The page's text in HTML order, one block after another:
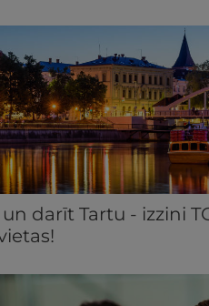
darīt Tartu - izzini